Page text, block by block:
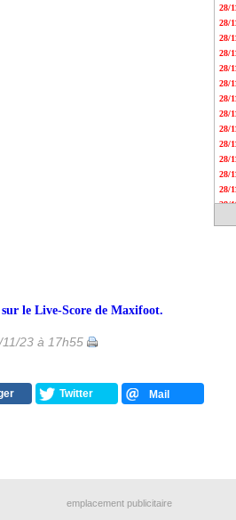
le Live-Score de Maxifoot.
23 à 17h55
Twitter Mail
28/
28/
28/
28/
28/
28/
28/
28/
28/
28/
28/
28/
28/
28/
emplacement publicitaire